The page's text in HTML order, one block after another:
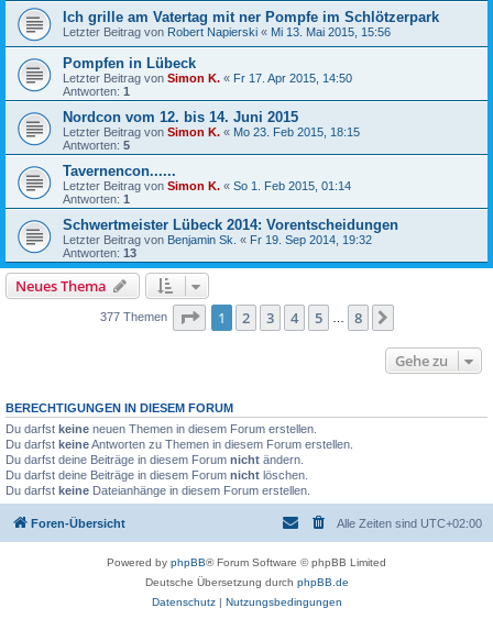
Ich grille am Vatertag mit ner Pompfe im Schlötzerpark
Letzter Beitrag von Robert Napierski « Mi 13. Mai 2015, 15:56
Pompfen in Lübeck
Letzter Beitrag von Simon K. « Fr 17. Apr 2015, 14:50
Antworten: 1
Nordcon vom 12. bis 14. Juni 2015
Letzter Beitrag von Simon K. « Mo 23. Feb 2015, 18:15
Antworten: 5
Tavernencon......
Letzter Beitrag von Simon K. « So 1. Feb 2015, 01:14
Antworten: 1
Schwertmeister Lübeck 2014: Vorentscheidungen
Letzter Beitrag von Benjamin Sk. « Fr 19. Sep 2014, 19:32
Antworten: 13
Neues Thema
377 Themen Seite 1von
1 2 3 4 5 8
Gehe zu
BERECHTIGUNGEN IN DIESEM FORUM
Du darfst keine neuen Themen in diesem Forum erstellen.
Du darfst keineAntworten zu Themen in diesem Forum erstellen.
Du darfst deine Beiträge in diesem Forum nicht ändern.
Du darfst deine Beiträge in diesem Forum nicht löschen.
Du darfst keine Dateianhänge in diesem Forum erstellen.
Foren-Übersicht Alle Zeiten sind UTC+02:00
Powered by phpBB® Forum Software © phpBB Limited
Deutsche Übersetzung durch phpBB.de
Datenschutz| Nutzungsbedingungen